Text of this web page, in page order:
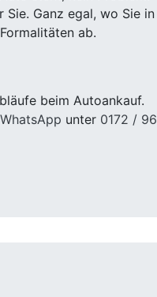
Ganz egal, wo Sie in
ab.
beim Autoankauf.
WhatsApp unter 0172 / 96